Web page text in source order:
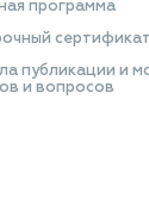
программа
сертификат
публикации и
и вопросов